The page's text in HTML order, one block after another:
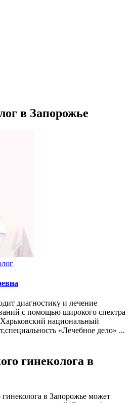
в Запорожье
диагностику и лечение
с помощью широкого спектра
национальный
«Лечебное дело» ...
гинеколога в
в Запорожье может